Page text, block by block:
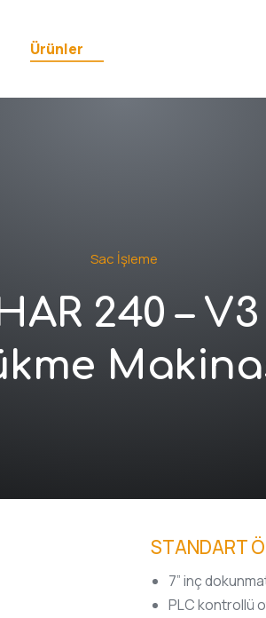
Ürünler
Sac İşleme
240 –
STANDART
7” inç
PLC kontrollü